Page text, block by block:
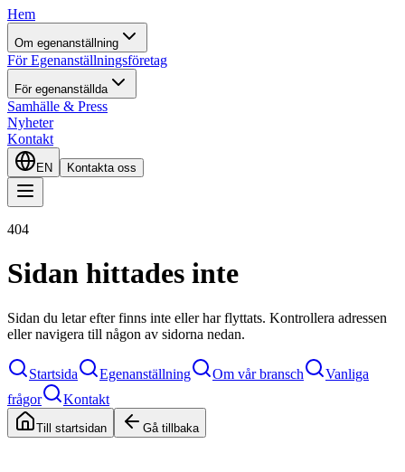
Hem
Om egenanställning
För Egenanställningsföretag
För egenanställda
Samhälle & Press
Nyheter
Kontakt
EN Kontakta oss
404
Sidan hittades inte
Sidan du letar efter finns inte eller har flyttats. Kontrollera adressen
eller navigera till någon av sidorna nedan.
Startsida Egenanställning Om vår bransch
Vanliga
frågor
Kontakt
Till startsidan Gå tillbaka